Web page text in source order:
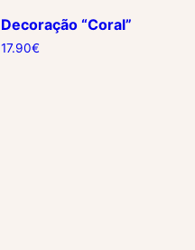
Decoração “Coral”
17.90€